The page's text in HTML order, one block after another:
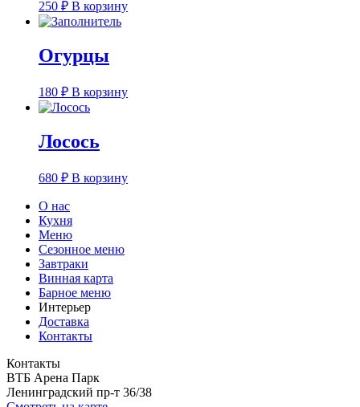
250 ₽ В корзину
Огурцы
180 ₽ В корзину
Лосось
680 ₽ В корзину
О нас
Кухня
Меню
Сезонное меню
Завтраки
Винная карта
Барное меню
Интерьер
Доставка
Контакты
Контакты
ВТБ Арена Парк
Ленинградский пр-т 36/38